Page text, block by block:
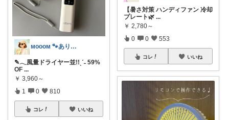
ᴍᴏᴏᴏᴍ 🐾ありがとうございます🐹
✎𓂃風量ドライヤー並!!ˎˊ˗ 59%
OF ...
￥ 3,960～
1 0 810
コレ いいね
【暑さ対策 ハンディファン 冷却
プレート🌿 ...
￥ 2,780～
0 0 553
コレ いいね